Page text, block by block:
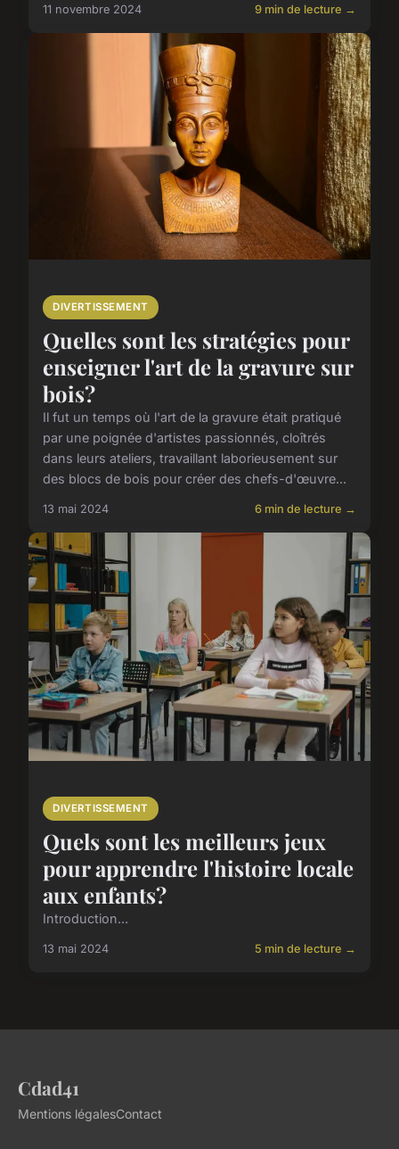
11 novembre 2024 9 min de lecture →
DIVERTISSEMENT
Quelles sont les stratégies pour
enseigner l'art de la gravure sur
bois?
Il fut un temps où l'art de la gravure était pratiqué
par une poignée d'artistes passionnés, cloîtrés
dans leurs ateliers, travaillant laborieusement sur
des blocs de bois pour créer des chefs-d'œuvre...
13 mai 2024 6 min de lecture →
DIVERTISSEMENT
Quels sont les meilleurs jeux
pour apprendre l'histoire locale
aux enfants?
Introduction...
13 mai 2024 5 min de lecture →
Cdad41
Mentions légalesContact